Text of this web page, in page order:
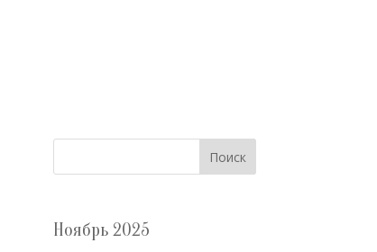
Поиск
Ноябрь 2025